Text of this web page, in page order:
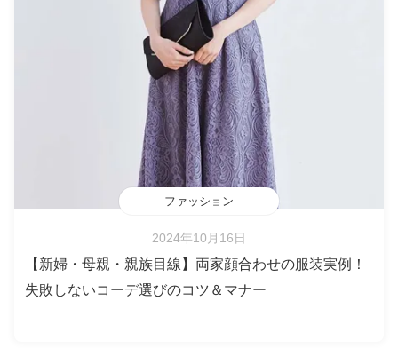
ファッション
2024年10月16日
【新婦・母親・親族目線】両家顔合わせの服装実例！
失敗しないコーデ選びのコツ＆マナー